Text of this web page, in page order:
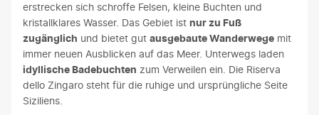
erstrecken sich schroffe Felsen, kleine Buchten und
kristallklares Wasser. Das Gebiet ist nur zu Fuß
zugänglich und bietet gut ausgebaute Wanderwege mit
immer neuen Ausblicken auf das Meer. Unterwegs laden
idyllische Badebuchten zum Verweilen ein. Die Riserva
dello Zingaro steht für die ruhige und ursprüngliche Seite
Siziliens.